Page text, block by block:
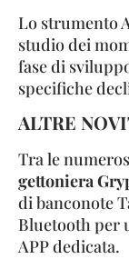
Lo strumento
studio dei
fase di
specifiche
ALTRE
Tra le
gettoniera
di banconote
Bluetooth per
APP dedicata.